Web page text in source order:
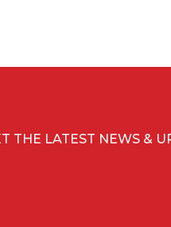
THE LATEST NEWS &